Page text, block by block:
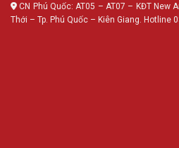
CN Phú Quốc: AT05 – AT07 – KĐT New
Thới – Tp. Phú Quốc – Kiên Giang. Hotline